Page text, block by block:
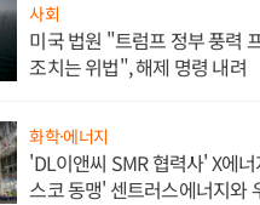
사회
미국 법원 "트럼프 정부 풍력
조치는 위법", 해제 명령 내려
화학·에너지
'DL이앤씨 SMR 협력사' X에
스코 동맹' 센트러스에너지와